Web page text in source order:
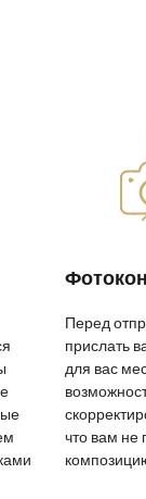
Перед
прислать
для вас
что вам не